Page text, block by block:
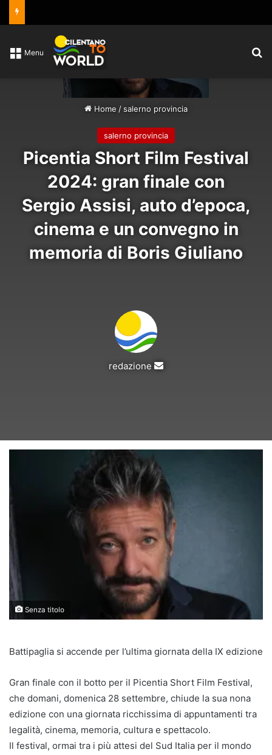
Menu
Home /salerno provincia
salerno provincia
Picentia Short Film Festival
2024: gran finale con
Sergio Assisi, auto d’epoca,
cinema e un convegno in
memoria di Boris Giuliano
redazione
Invia
Senza titolo
Battipaglia si accende per l’ultima giornata della IX edizione
Gran finale con il botto per il Picentia Short Film Festival,
che domani, domenica 28 settembre, chiude la sua nona
edizione con una giornata ricchissima di appuntamenti tra
legalità, cinema, memoria, cultura e spettacolo.
Il festival, ormai tra i più attesi del Sud Italia per il mondo